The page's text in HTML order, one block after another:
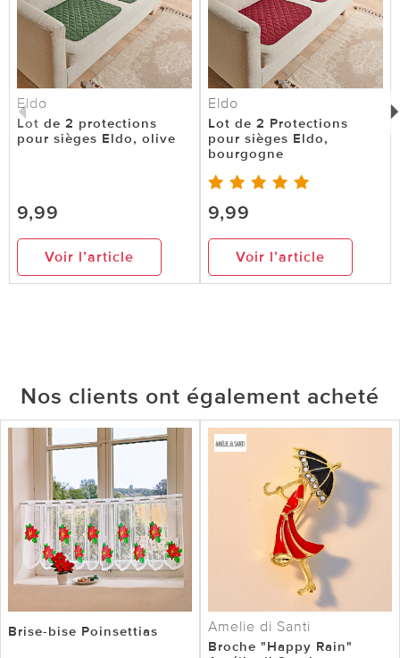
Eldo
Lot de 2 protections
pour sièges Eldo, olive
9,99
Voir l’article
Eldo
Lot de 2 Protections
pour sièges Eldo,
bourgogne
9,99
Voir l’article
Nos clients ont également acheté
Brise-bise Poinsettias Amelie di Santi
Broche "Happy Rain"